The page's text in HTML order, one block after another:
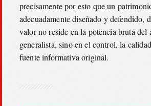
precisamente por esto que un
adecuadamente diseñado y defendido,
valor no reside en la potencia bruta del
generalista, sino en el control, la
fuente informativa original.